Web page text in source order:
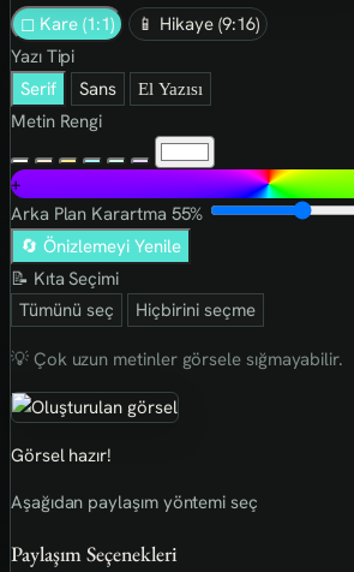
◻ Kare (1:1)
📱 Hikaye (9:16)
Yazı Tipi
Serif
Sans El Yazısı
Metin Rengi
+
Arka Plan Karartma 55%
🔄 Önizlemeyi Yenile
📝 Kıta Seçimi
Tümünü seç
Hiçbirini seçme
💡 Çok uzun metinler görsele sığmayabilir.
Görsel hazır!
Aşağıdan paylaşım yöntemi seç
Paylaşım Seçenekleri